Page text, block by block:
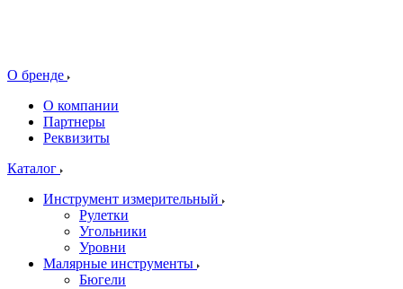
О бренде
О компании
Партнеры
Реквизиты
Каталог
Инструмент измерительный
Рулетки
Угольники
Уровни
Малярные инструменты
Бюгели